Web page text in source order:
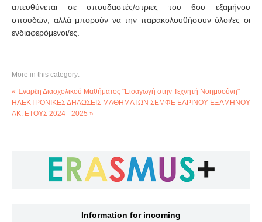
απευθύνεται σε σπουδαστές/στριες του 6ου εξαμήνου
σπουδών, αλλά μπορούν να την παρακολουθήσουν όλοι/ες οι
ενδιαφερόμενοι/ες.
More in this category:
« Έναρξη Διασχολικού Μαθήματος "Εισαγωγή στην Τεχνητή Νοημοσύνη"
ΗΛΕΚΤΡΟΝΙΚΕΣ ΔΗΛΩΣΕΙΣ ΜΑΘΗΜΑΤΩΝ ΣΕΜΦΕ ΕΑΡΙΝΟΥ ΕΞΑΜΗΝΟΥ
ΑΚ. ΕΤΟΥΣ 2024 - 2025 »
Information for incoming